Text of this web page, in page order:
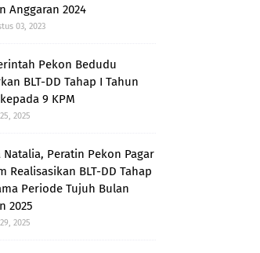
Anggaran 2024
03, 2023
Pekon Bedudu
BLT-DD Tahap I Tahun
9 KPM
2025
Natalia, Peratin Pekon Pagar
Realisasikan BLT-DD Tahap
Periode Tujuh Bulan
2025
2025